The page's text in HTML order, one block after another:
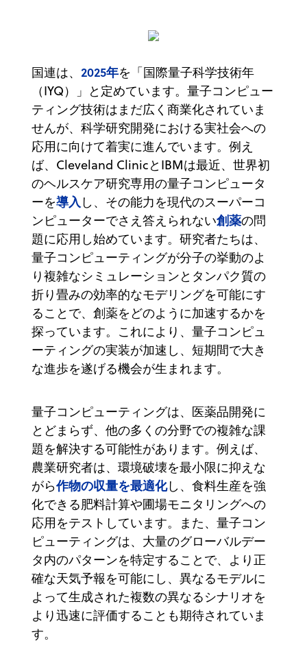
国連は、 2025年を「国際量子科学技術年
（IYQ）」と定めています。量子コンピュー
ティング技術はまだ広く商業化されていま
せんが、科学研究開発における実社会への
応用に向けて着実に進んでいます。例え
ば、Cleveland ClinicとIBMは最近、世界初
のヘルスケア研究専用の量子コンピュータ
ーを導入 し、その能力を現代のスーパーコ
ンピューターでさえ答えられない創薬の問
題に応用し始めています。研究者たちは、
量子コンピューティングが分子の挙動のよ
り複雑なシミュレーションとタンパク質の
折り畳みの効率的なモデリングを可能にす
ることで、創薬をどのように加速するかを
探っています。これにより、量子コンピュ
ーティングの実装が加速し、短期間で大き
な進歩を遂げる機会が生まれます。
量子コンピューティングは、医薬品開発に
とどまらず、他の多くの分野での複雑な課
題を解決する可能性があります。例えば、
農業研究者は、環境破壊を最小限に抑えな
がら作物の収量を最適化し、食料生産を強
化できる肥料計算や圃場モニタリングへの
応用をテストしています。また、量子コン
ピューティングは、大量のグローバルデー
タ内のパターンを特定することで、より正
確な天気予報を可能にし、異なるモデルに
よって生成された複数の異なるシナリオを
より迅速に評価することも期待されていま
す。